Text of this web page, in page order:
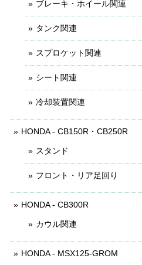
ブレーキ・ホイール関連
タンク関連
スプロケット関連
シート関連
冷却装置関連
HONDA - CB150R・CB250R
スタンド
フロント・リア足回り
HONDA - CB300R
カウル関連
HONDA - MSX125-GROM